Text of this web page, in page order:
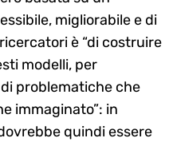
migliorabile e di
è “di costruire
modelli, per
problematiche che
immaginato”: in
quindi essere